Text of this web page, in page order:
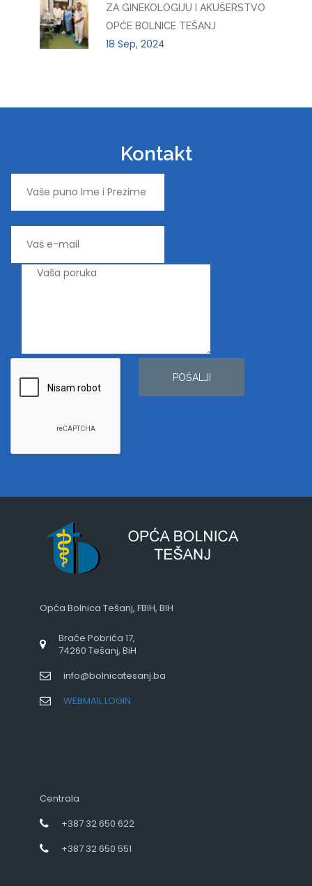
ZA GINEKOLOGIJU I AKUŠERSTVO
OPĆE BOLNICE TEŠANJ
18 Sep, 2024
Kontakt
POŠALJI
Opća Bolnica Tešanj, FBIH, BIH
Braće Pobrića 17,
74260 Tešanj, BiH
info@bolnicatesanj.ba
WEBMAIL LOGIN
Centrala
+387 32 650 622
+387 32 650 551